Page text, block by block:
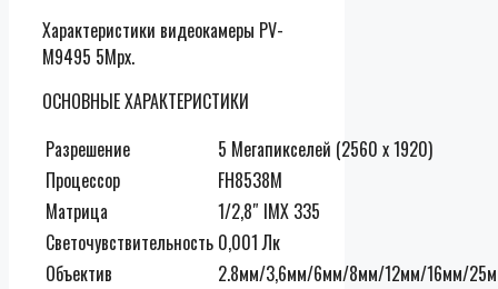
Характеристики видеокамеры PV-
M9495 5Mpx.
ОСНОВНЫЕ ХАРАКТЕРИСТИКИ
Разрешение
5 Мегапикселей (2560 х 1920)
Процессор
FH8538М
Матрица
1/2,8″ IMX 335
Светочувствительность 0,001 Лк
Объектив
2.8мм/3,6мм/6мм/8мм/12мм/16мм/